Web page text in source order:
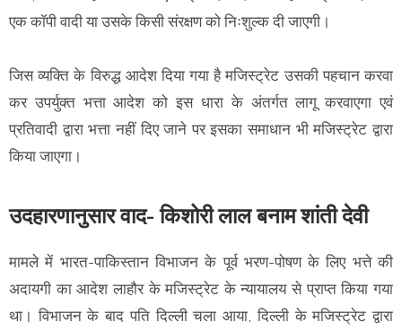
एक कॉपी वादी या उसके किसी संरक्षण को निःशुल्क दी जाएगी।
जिस व्यक्ति के विरुद्ध आदेश दिया गया है मजिस्ट्रेट उसकी पहचान करवा
कर उपर्युक्त भत्ता आदेश को इस धारा के अंतर्गत लागू करवाएगा एवं
प्रतिवादी द्वारा भत्ता नहीं दिए जाने पर इसका समाधान भी मजिस्ट्रेट द्वारा
किया जाएगा।
उदहारणानुसार वाद- किशोरी लाल बनाम शांती देवी
मामले में भारत-पाकिस्तान विभाजन के पूर्व भरण-पोषण के लिए भत्ते की
अदायगी का आदेश लाहौर के मजिस्ट्रेट के न्यायालय से प्राप्त किया गया
था। विभाजन के बाद पति दिल्ली चला आया, दिल्ली के मजिस्ट्रेट द्वारा